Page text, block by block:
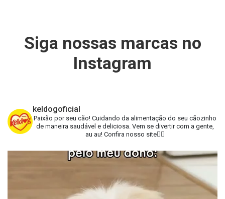
Siga nossas marcas no
Instagram
keldogoficial
Paixão por seu cão! Cuidando da alimentação do seu cãozinho
de maneira saudável e deliciosa. Vem se divertir com a gente,
au au! Confira nosso site👇🏻